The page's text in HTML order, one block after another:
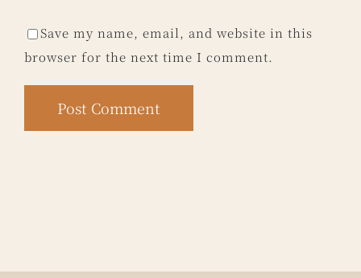
Save my name, email, and website in this
browser for the next time I comment.